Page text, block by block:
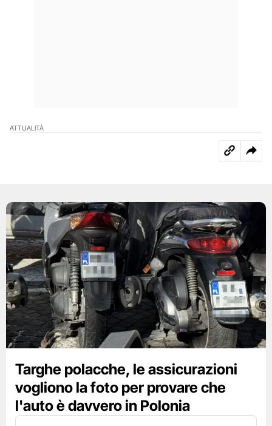
ATTUALITÀ
Targhe polacche, le assicurazioni
vogliono la foto per provare che
l'auto è davvero in Polonia